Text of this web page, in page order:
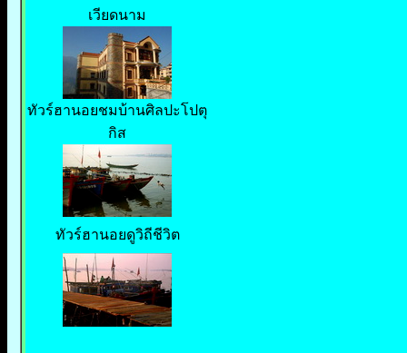
เวียดนาม
ทัวร์ฮานอยชมบ้านศิลปะโปตุ
กิส
ทัวร์ฮานอยดูวิถีชีวิต